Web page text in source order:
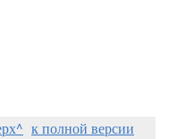
к полной версии